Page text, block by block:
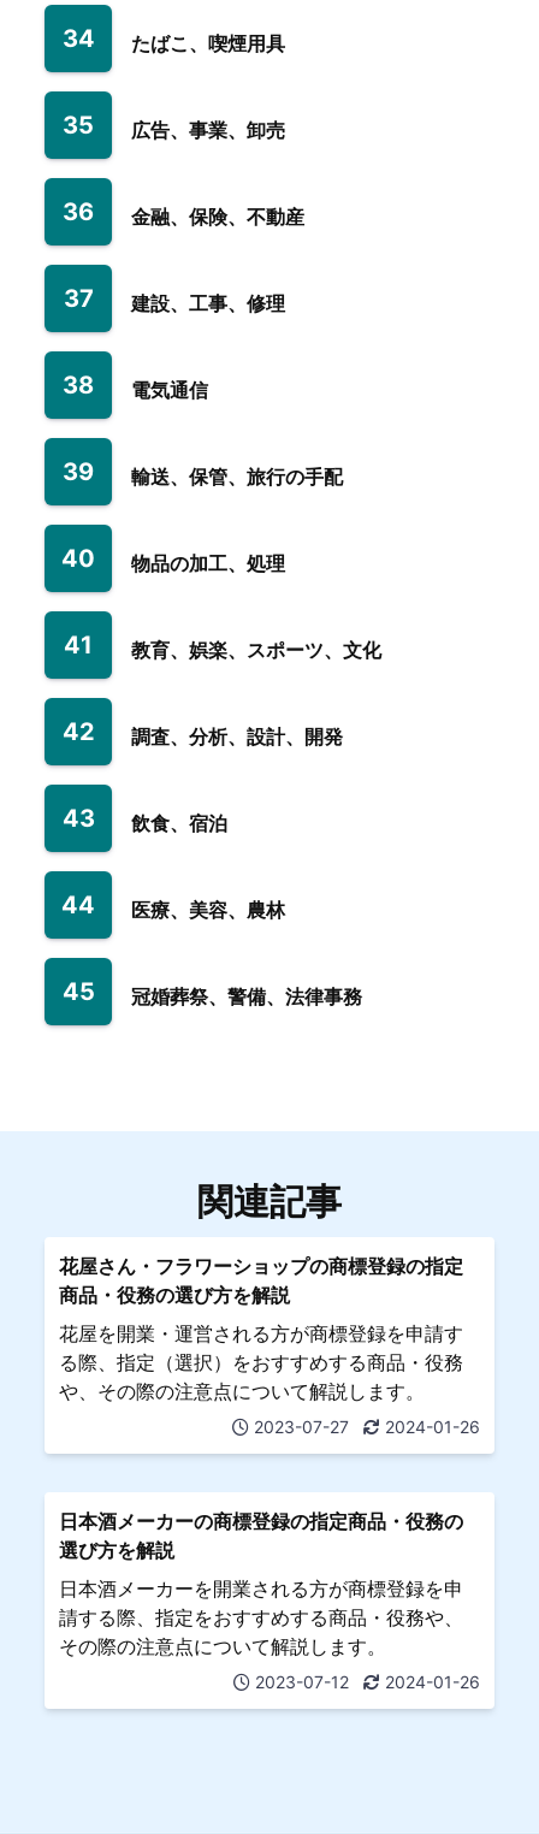
34 たばこ、喫煙用具
35 広告、事業、卸売
36 金融、保険、不動産
37 建設、工事、修理
38 電気通信
39 輸送、保管、旅行の手配
40 物品の加工、処理
41 教育、娯楽、スポーツ、文化
42 調査、分析、設計、開発
43 飲食、宿泊
44 医療、美容、農林
45 冠婚葬祭、警備、法律事務
関連記事
花屋さん・フラワーショップの商標登録の指定
商品・役務の選び方を解説
花屋を開業・運営される方が商標登録を申請す
る際、指定（選択）をおすすめする商品・役務
や、その際の注意点について解説します。
2023-07-27 2024-01-26
日本酒メーカーの商標登録の指定商品・役務の
選び方を解説
日本酒メーカーを開業される方が商標登録を申
請する際、指定をおすすめする商品・役務や、
その際の注意点について解説します。
2023-07-12 2024-01-26